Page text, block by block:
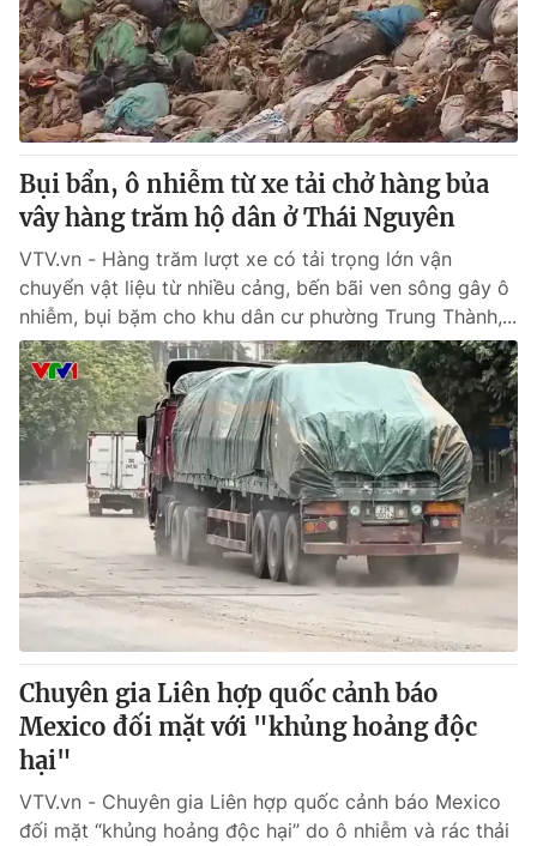
Bụi bẩn, ô nhiễm từ xe tải chở hàng bủa
vây hàng trăm hộ dân ở Thái Nguyên
VTV.vn - Hàng trăm lượt xe có tải trọng lớn vận
chuyển vật liệu từ nhiều cảng, bến bãi ven sông gây ô
nhiễm, bụi bặm cho khu dân cư phường Trung Thành,...
Chuyên gia Liên hợp quốc cảnh báo
Mexico đối mặt với "khủng hoảng độc
hại"
VTV.vn - Chuyên gia Liên hợp quốc cảnh báo Mexico
đối mặt “khủng hoảng độc hại” do ô nhiễm và rác thải